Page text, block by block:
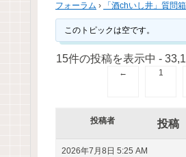
フォーラム › 「酒chいし井」質問箱
このトピックは空です。
15件の投稿を表示中 -
← 1
投稿者 投稿
2026年7月8日 5:25 AM